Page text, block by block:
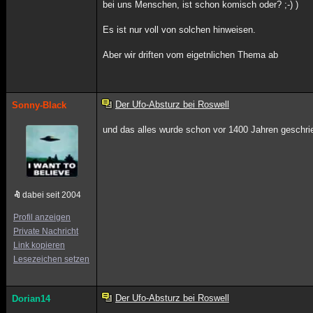
bei uns Menschen, ist schon komisch oder? ;-) )
Es ist nur voll von solchen hinweisen.
Aber wir driften vom eigetnlichen Thema ab
Sonny-Black
dabei seit 2004
Profil anzeigen
Private Nachricht
Link kopieren
Lesezeichen setzen
Der Ufo-Absturz bei Roswell
und das alles wurde schon vor 1400 Jahren
Dorian14 Der Ufo-Absturz bei Roswell